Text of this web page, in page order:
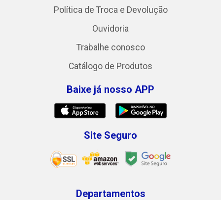
Política de Troca e Devolução
Ouvidoria
Trabalhe conosco
Catálogo de Produtos
Baixe já nosso APP
Site Seguro
Departamentos